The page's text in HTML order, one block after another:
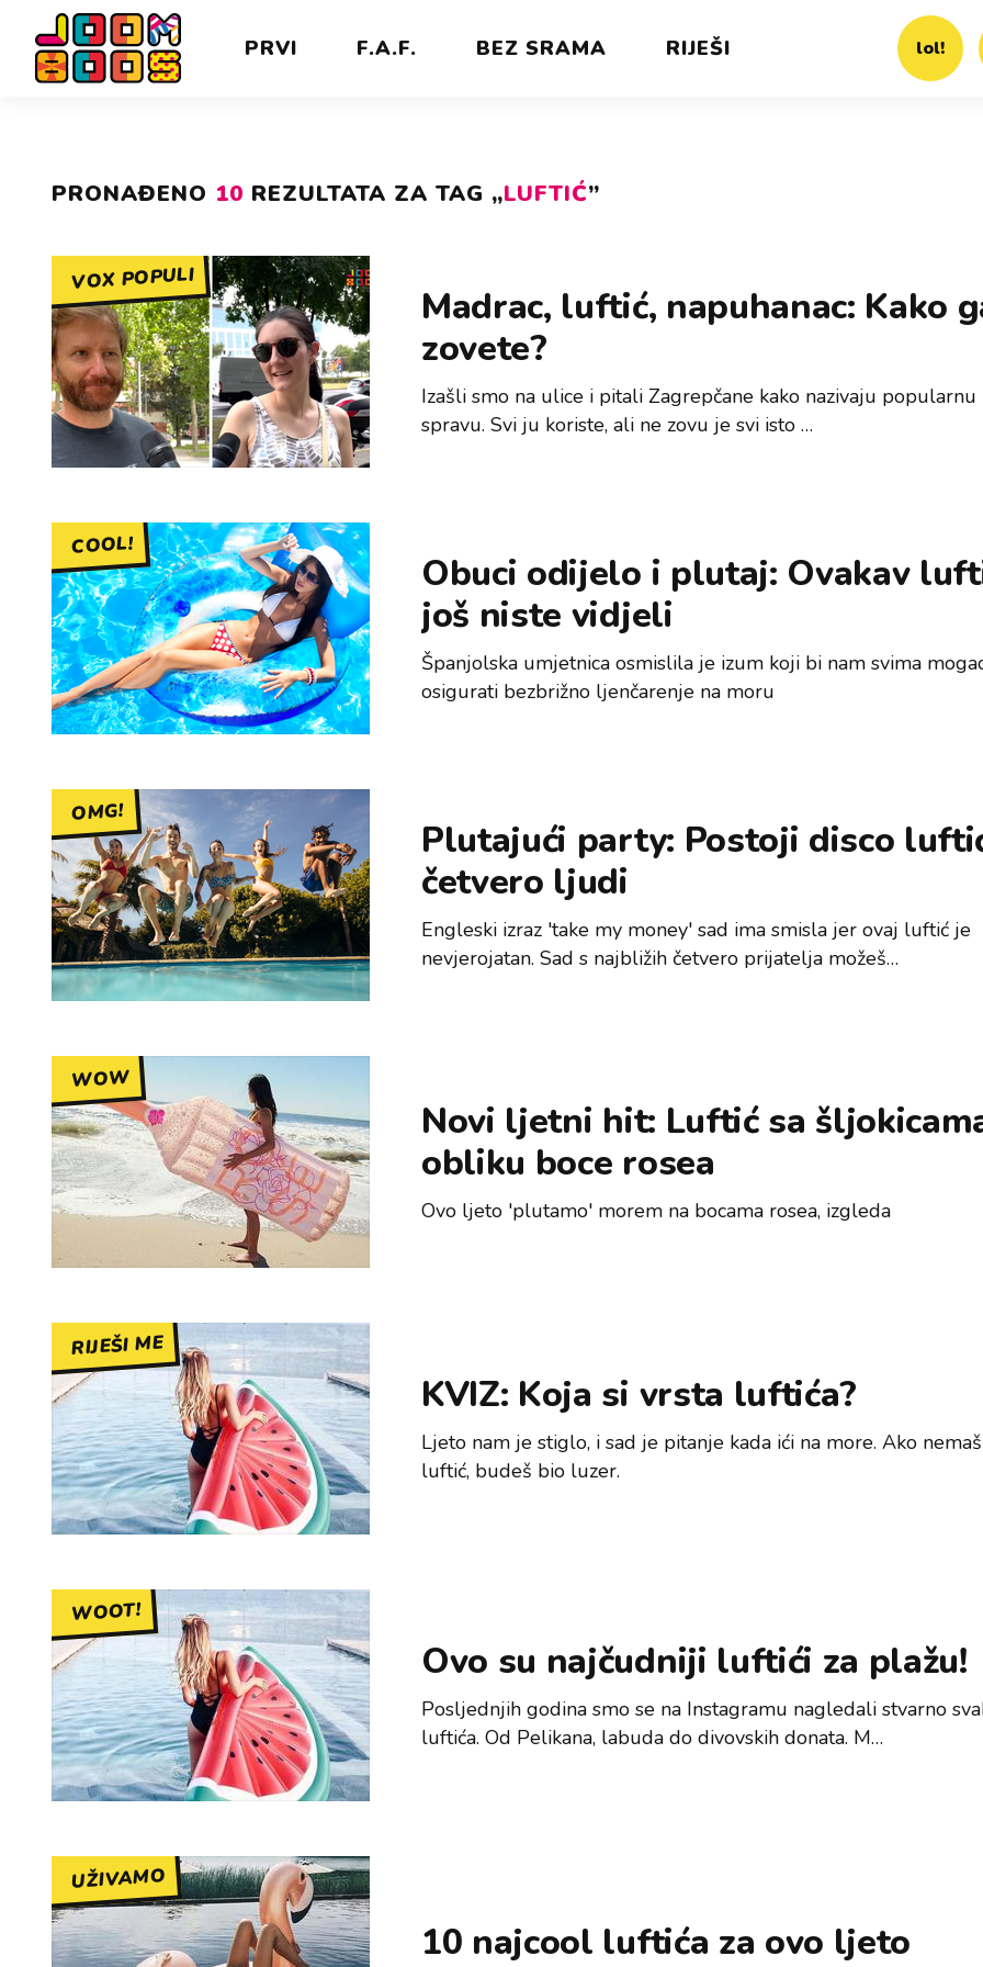
PRVI F.A.F. BEZ SRAMA RIJEŠI lol!
PRONAĐENO 10 REZULTATA ZA TAG „LUFTIĆ”
VOX POPULI
Madrac, luftić, napuhanac: Kako
zovete?
Izašli smo na ulice i pitali Zagrepčane kako nazivaju
spravu. Svi ju koriste, ali ne zovu je svi isto …
COOL!
Obuci odijelo i plutaj: Ovakav
još niste vidjeli
Španjolska umjetnica osmislila je izum koji bi nam svima
osigurati bezbrižno ljenčarenje na moru
OMG!
Plutajući party: Postoji disco
četvero ljudi
Engleski izraz 'take my money' sad ima smisla jer ovaj luftić je
nevjerojatan. Sad s najbližih četvero prijatelja možeš…
WOW
Novi ljetni hit: Luftić sa
obliku boce rosea
Ovo ljeto 'plutamo' morem na bocama rosea, izgleda
RIJEŠI ME
KVIZ: Koja si vrsta luftića?
Ljeto nam je stiglo, i sad je pitanje kada ići na more. Ako
luftić, budeš bio luzer.
WOOT!
Ovo su najčudniji luftići za plažu!
Posljednjih godina smo se na Instagramu nagledali stvarno
luftića. Od Pelikana, labuda do divovskih donata. M…
UŽIVAMO
10 najcool luftića za ovo ljeto